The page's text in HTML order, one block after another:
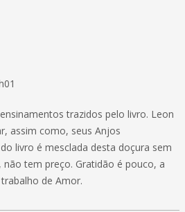
trazidos pelo livro. Leon
assim como, seus Anjos
livro é mesclada desta doçura sem
tem preço. Gratidão é pouco, a
de Amor.